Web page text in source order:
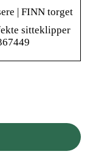
| FINN torget
sitteklipper